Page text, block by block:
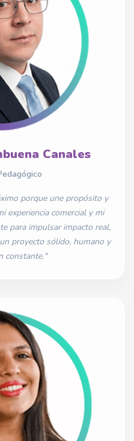
Canales
porque une propósito y
experiencia comercial y mi
para impulsar impacto real,
proyecto sólido, humano y
constante."